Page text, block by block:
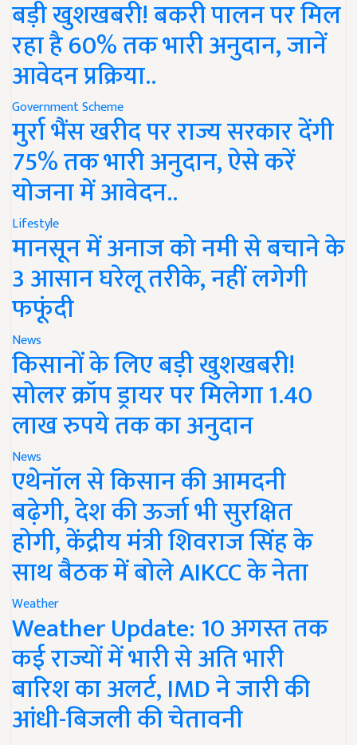
बड़ी खुशखबरी! बकरी पालन पर मिल
रहा है 60% तक भारी अनुदान, जानें
आवेदन प्रक्रिया..
Government Scheme
मुर्रा भैंस खरीद पर राज्य सरकार देंगी
75% तक भारी अनुदान, ऐसे करें
योजना में आवेदन..
Lifestyle
मानसून में अनाज को नमी से बचाने के
3 आसान घरेलू तरीके, नहीं लगेगी
फफूंदी
News
किसानों के लिए बड़ी खुशखबरी!
सोलर क्रॉप ड्रायर पर मिलेगा 1.40
लाख रुपये तक का अनुदान
News
एथेनॉल से किसान की आमदनी
बढ़ेगी, देश की ऊर्जा भी सुरक्षित
होगी, केंद्रीय मंत्री शिवराज सिंह के
साथ बैठक में बोले AIKCC के नेता
Weather
Weather Update: 10 अगस्त तक
कई राज्यों में भारी से अति भारी
बारिश का अलर्ट, IMD ने जारी की
आंधी-बिजली की चेतावनी